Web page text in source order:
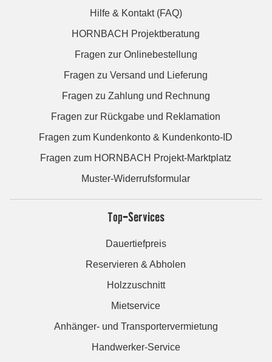
Hilfe & Kontakt (FAQ)
HORNBACH Projektberatung
Fragen zur Onlinebestellung
Fragen zu Versand und Lieferung
Fragen zu Zahlung und Rechnung
Fragen zur Rückgabe und Reklamation
Fragen zum Kundenkonto & Kundenkonto-ID
Fragen zum HORNBACH Projekt-Marktplatz
Muster-Widerrufsformular
Top-Services
Dauertiefpreis
Reservieren & Abholen
Holzzuschnitt
Mietservice
Anhänger- und Transportervermietung
Handwerker-Service